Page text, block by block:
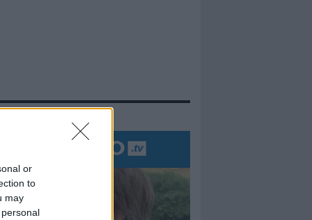
or
to
may